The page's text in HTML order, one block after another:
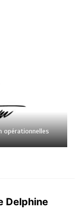
opérationnelles
Delphine